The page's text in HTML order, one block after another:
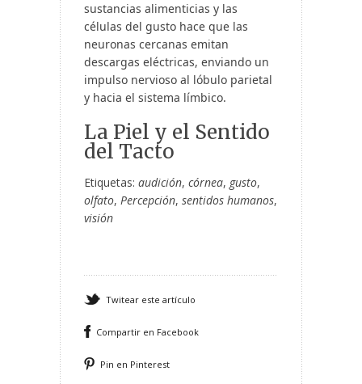
sustancias alimenticias y las
células del gusto hace que las
neuronas cercanas emitan
descargas eléctricas, enviando un
impulso nervioso al lóbulo parietal
y hacia el sistema límbico.
La Piel y el Sentido
del Tacto
Etiquetas: audición, córnea, gusto,
olfato, Percepción, sentidos humanos,
visión
Twitear este artículo
Compartir en Facebook
Pin en Pinterest